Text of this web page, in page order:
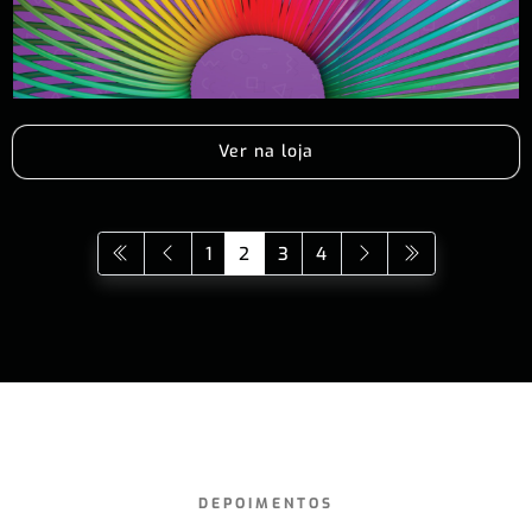
Ver na loja
1 2 3 4
DEPOIMENTOS